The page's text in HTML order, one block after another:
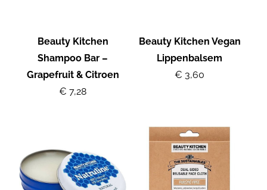
Beauty Kitchen
Shampoo Bar –
Grapefruit & Citroen
€ 7,28
Beauty Kitchen Vegan
Lippenbalsem
€ 3,60